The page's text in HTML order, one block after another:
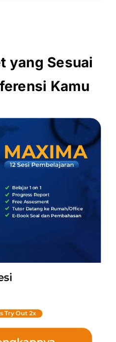
yang Sesuai
Kamu